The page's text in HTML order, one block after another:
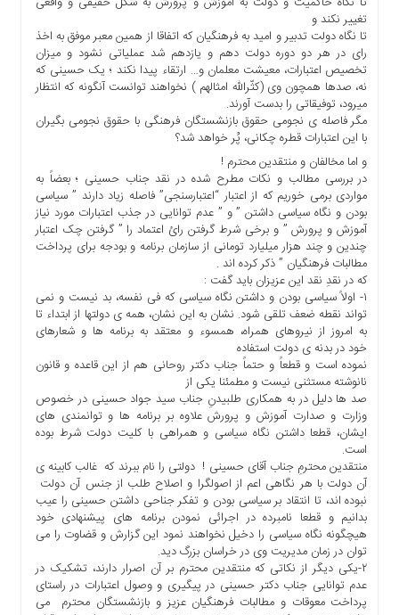
تغییر نکند و
تا نگاه دولت تدبیر و امید به فرهنگیان که اتفاقا از همین معبر موفق به اخذ
رای در هر دو دوره دولت دهم و یازدهم شد عملیاتی نشود و میزان
تخصیص اعتبارات، معیشت معلمان و… ارتقاء پیدا نکند ؛ یک حسینی که
نه، صدها همچون وی (کثّرالله امثالهم ) نخواهند توانست آنگونه که انتظار
میرود، توفیقاتی را بدست آورند.
مگر فاصله ی نجومی حقوق بازنشستگان فرهنگی با حقوق نجومی بگیران
با این اعتبارات قطره چکانی، پُر خواهد شد؟
و اما مخالفان و منتقدین محترم !
در بررسی مطالب و نکات مطرح شده در نقد جناب حسینی ؛ بعضاً به
مواردی برمی خوریم که از اعتبار “اعتبارسنجی” فاصله زیاد دارند ” سیاسی
بودن و نگاه سیاسی داشتن ” و ” عدم توانایی در جذب اعتبارات مورد نیاز
آموزش و پرورش ” و برخی شرط گرفتن رائ اعتماد را ” گرفتن چک اعتبار
چندین و چند هزار میلیارد تومانی از سازمان برنامه و بودجه برای پرداخت
مطالبات فرهنگیان ” ذکر کرده اند .
که در نقدِ نقد این عزیزان باید گفت :
۱- اولاً سیاسی بودن و داشتن نگاه سیاسی که فی نفسه، بد نیست و نمی
تواند نقطه ضعف تلقی شود. نشان به این نشان، همه ی دولتها از ابتداء تا
به امروز از نیروهای همراه، همسوء و معتقد به برنامه ها و شعارهای
خود در بدنه ی دولت استفاده
نموده است و قطعاً و حتماً جناب دکتر روحانی هم از این قاعده و قانون
نانوشته مستثنی نیست و مطمئنا یکی از
صد ها دلیل در به همکاری طلبیدنِ جناب سید جواد حسینی در خصوص
وزارت و صدارت آموزش و پرورش علاوه بر برنامه ها و توانمندی های
ایشان، قطعا داشتن نگاه سیاسی و همراهی با کلیت دولت شرط بوده
است.
منتقدین محترمِ جناب آقای حسینی ! دولتی را نام ببرند که غالب کابینه ی
آن دولت با هر نگاهی اعم از اصولگرا و اصلاح طلب از جنس آن دولت
نبوده اند، تا انتقاد بر سیاسی بودن و تفکر جناحی داشتن حسینی را عیب
بدانیم و قطعا نامبرده در اجرائی نمودن برنامه های پیشنهادی خود
هیچگونه نگاه سیاسی را دخیل نخواهند نمود این گزارش و قضاوت را می
توان در زمان مدیریت وی در خراسان بزرگ دید.
۲-یکی دیگر از نکاتی که منتقدین محترم بر آن اصرار دارند، تشکیک در
عدم توانایی جناب دکتر حسینی در پیگیری و وصول اعتبارات در راستای
پرداخت معوقات و مطالبات فرهنگیان عزیز و بازنشستگان محترم می